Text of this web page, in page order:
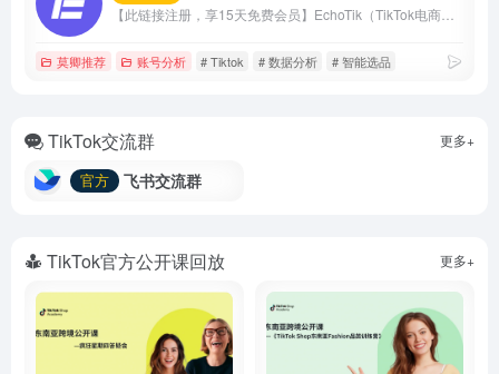
莫卿推荐 账号分析 # Tiktok # 数据分析 # 智能选品
TikTok交流群 更多+
官方 飞书交流群
TikTok官方公开课回放 更多+